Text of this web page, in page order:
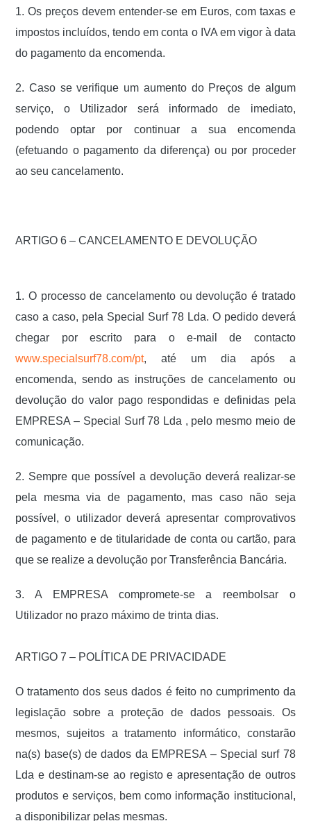
1. Os preços devem entender-se em Euros, com taxas e
impostos incluídos, tendo em conta o IVA em vigor à data
do pagamento da encomenda.
2. Caso se verifique um aumento do Preços de algum
serviço, o Utilizador será informado de imediato,
podendo optar por continuar a sua encomenda
(efetuando o pagamento da diferença) ou por proceder
ao seu cancelamento.
ARTIGO 6 – CANCELAMENTO E DEVOLUÇÃO
1. O processo de cancelamento ou devolução é tratado
caso a caso, pela Special Surf 78 Lda. O pedido deverá
chegar por escrito para o e-mail de contacto
www.specialsurf78.com/pt, até um dia após a
encomenda, sendo as instruções de cancelamento ou
devolução do valor pago respondidas e definidas pela
EMPRESA – Special Surf 78 Lda , pelo mesmo meio de
comunicação.
2. Sempre que possível a devolução deverá realizar-se
pela mesma via de pagamento, mas caso não seja
possível, o utilizador deverá apresentar comprovativos
de pagamento e de titularidade de conta ou cartão, para
que se realize a devolução por Transferência Bancária.
3. A EMPRESA compromete-se a reembolsar o
Utilizador no prazo máximo de trinta dias.
ARTIGO 7 – POLÍTICA DE PRIVACIDADE
O tratamento dos seus dados é feito no cumprimento da
legislação sobre a proteção de dados pessoais. Os
mesmos, sujeitos a tratamento informático, constarão
na(s) base(s) de dados da EMPRESA – Special surf 78
Lda e destinam-se ao registo e apresentação de outros
produtos e serviços, bem como informação institucional,
a disponibilizar pelas mesmas.